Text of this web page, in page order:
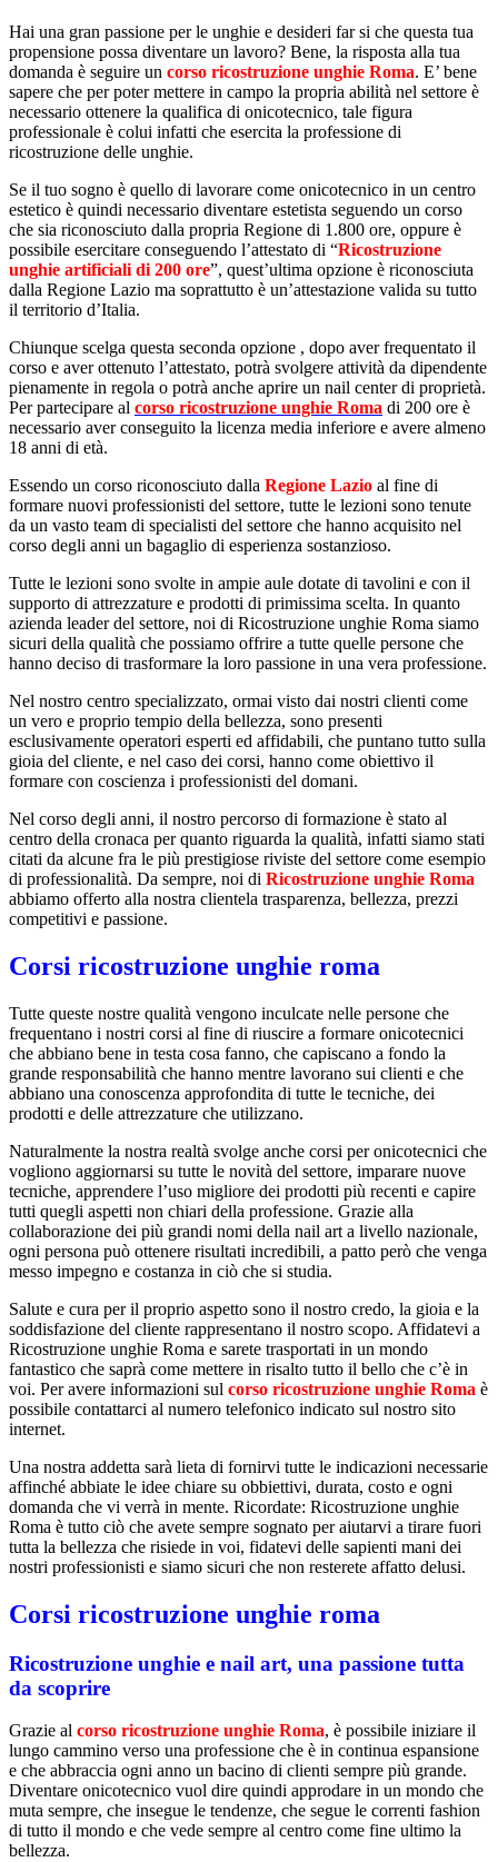
Hai una gran passione per le unghie e desideri far si che questa tua
propensione possa diventare un lavoro? Bene, la risposta alla tua
domanda è seguire un corso ricostruzione unghie Roma. E’ bene
sapere che per poter mettere in campo la propria abilità nel settore è
necessario ottenere la qualifica di onicotecnico, tale figura
professionale è colui infatti che esercita la professione di
ricostruzione delle unghie.
Se il tuo sogno è quello di lavorare come onicotecnico in un centro
estetico è quindi necessario diventare estetista seguendo un corso
che sia riconosciuto dalla propria Regione di 1.800 ore, oppure è
possibile esercitare conseguendo l’attestato di “Ricostruzione
unghie artificiali di 200 ore”, quest’ultima opzione è riconosciuta
dalla Regione Lazio ma soprattutto è un’attestazione valida su tutto
il territorio d’Italia.
Chiunque scelga questa seconda opzione , dopo aver frequentato il
corso e aver ottenuto l’attestato, potrà svolgere attività da dipendente
pienamente in regola o potrà anche aprire un nail center di proprietà.
Per partecipare al corso ricostruzione unghie Roma di 200 ore è
necessario aver conseguito la licenza media inferiore e avere almeno
18 anni di età.
Essendo un corso riconosciuto dalla Regione Lazio al fine di
formare nuovi professionisti del settore, tutte le lezioni sono tenute
da un vasto team di specialisti del settore che hanno acquisito nel
corso degli anni un bagaglio di esperienza sostanzioso.
Tutte le lezioni sono svolte in ampie aule dotate di tavolini e con il
supporto di attrezzature e prodotti di primissima scelta. In quanto
azienda leader del settore, noi di Ricostruzione unghie Roma siamo
sicuri della qualità che possiamo offrire a tutte quelle persone che
hanno deciso di trasformare la loro passione in una vera professione.
Nel nostro centro specializzato, ormai visto dai nostri clienti come
un vero e proprio tempio della bellezza, sono presenti
esclusivamente operatori esperti ed affidabili, che puntano tutto sulla
gioia del cliente, e nel caso dei corsi, hanno come obiettivo il
formare con coscienza i professionisti del domani.
Nel corso degli anni, il nostro percorso di formazione è stato al
centro della cronaca per quanto riguarda la qualità, infatti siamo stati
citati da alcune fra le più prestigiose riviste del settore come esempio
di professionalità. Da sempre, noi di Ricostruzione unghie Roma
abbiamo offerto alla nostra clientela trasparenza, bellezza, prezzi
competitivi e passione.
Corsi ricostruzione unghie roma
Tutte queste nostre qualità vengono inculcate nelle persone che
frequentano i nostri corsi al fine di riuscire a formare onicotecnici
che abbiano bene in testa cosa fanno, che capiscano a fondo la
grande responsabilità che hanno mentre lavorano sui clienti e che
abbiano una conoscenza approfondita di tutte le tecniche, dei
prodotti e delle attrezzature che utilizzano.
Naturalmente la nostra realtà svolge anche corsi per onicotecnici che
vogliono aggiornarsi su tutte le novità del settore, imparare nuove
tecniche, apprendere l’uso migliore dei prodotti più recenti e capire
tutti quegli aspetti non chiari della professione. Grazie alla
collaborazione dei più grandi nomi della nail art a livello nazionale,
ogni persona può ottenere risultati incredibili, a patto però che venga
messo impegno e costanza in ciò che si studia.
Salute e cura per il proprio aspetto sono il nostro credo, la gioia e la
soddisfazione del cliente rappresentano il nostro scopo. Affidatevi a
Ricostruzione unghie Roma e sarete trasportati in un mondo
fantastico che saprà come mettere in risalto tutto il bello che c’è in
voi. Per avere informazioni sul corso ricostruzione unghie Roma è
possibile contattarci al numero telefonico indicato sul nostro sito
internet.
Una nostra addetta sarà lieta di fornirvi tutte le indicazioni necessarie
affinché abbiate le idee chiare su obbiettivi, durata, costo e ogni
domanda che vi verrà in mente. Ricordate: Ricostruzione unghie
Roma è tutto ciò che avete sempre sognato per aiutarvi a tirare fuori
tutta la bellezza che risiede in voi, fidatevi delle sapienti mani dei
nostri professionisti e siamo sicuri che non resterete affatto delusi.
Corsi ricostruzione unghie roma
Ricostruzione unghie e nail art, una passione tutta
da scoprire
Grazie al corso ricostruzione unghie Roma, è possibile iniziare il
lungo cammino verso una professione che è in continua espansione
e che abbraccia ogni anno un bacino di clienti sempre più grande.
Diventare onicotecnico vuol dire quindi approdare in un mondo che
muta sempre, che insegue le tendenze, che segue le correnti fashion
di tutto il mondo e che vede sempre al centro come fine ultimo la
bellezza.